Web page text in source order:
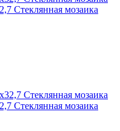
Стеклянная мозаика
Стеклянная мозаика